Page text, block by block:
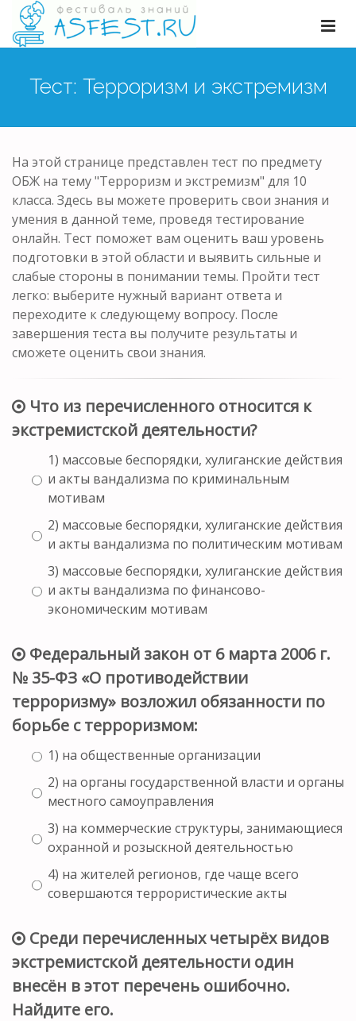
Тест: Терроризм и экстремизм
На этой странице представлен тест по предмету
ОБЖ на тему "Терроризм и экстремизм" для 10
класса. Здесь вы можете проверить свои знания и
умения в данной теме, проведя тестирование
онлайн. Тест поможет вам оценить ваш уровень
подготовки в этой области и выявить сильные и
слабые стороны в понимании темы. Пройти тест
легко: выберите нужный вариант ответа и
переходите к следующему вопросу. После
завершения теста вы получите результаты и
сможете оценить свои знания.
Что из перечисленного относится к
экстремистской деятельности?
1) массовые беспорядки, хулиганские действия
и акты вандализма по криминальным
мотивам
2) массовые беспорядки, хулиганские действия
и акты вандализма по политическим мотивам
3) массовые беспорядки, хулиганские действия
и акты вандализма по финансово-
экономическим мотивам
Федеральный закон от 6 марта 2006 г.
№ 35-ФЗ «О противодействии
терроризму» возложил обязанности по
борьбе с терроризмом:
1) на общественные организации
2) на органы государственной власти и органы
местного самоуправления
3) на коммерческие структуры, занимающиеся
охранной и розыскной деятельностью
4) на жителей регионов, где чаще всего
совершаются террористические акты
Среди перечисленных четырёх видов
экстремистской деятельности один
внесён в этот перечень ошибочно.
Найдите его.